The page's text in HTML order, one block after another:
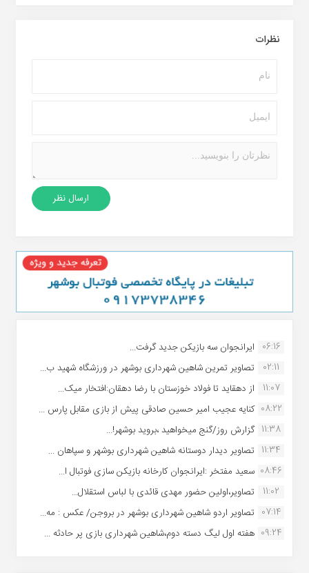
نظرات
06:16 ایرانجوان سه بازیکن جدید گرفت...
02:11
تصاویر تمرین شاهین شهردارى بوشهر در ورزشگاه شهید ب...
11:07
از دهقاید تا فولاد خوزستان با رضا دهقان:افتخار میک...
08:22 کنایه عجیب امیر حسین صادقی پیش از بازی مقابل پارس ...
11:38 گزارش روز/گنج میخواهید ،بروید بوشهر!...
11:34 تصاویر دیدار دوستانه شاهین شهردارى بوشهر و سپاهان ...
08:46 سعید مفتخر :ایرانجوان کارخانه بازیکن سازی فوتبال ا...
11:02
تصاویر،اولین حضور مهدی قائدی با لباس استقلال...
07:14 تصاویر اردو شاهین شهرداری بوشهر در بروجن/ عکس : مه...
09:24 هفته اول لیگ دسته دوم،شاهین شهرداری بازی پر حادثه ...